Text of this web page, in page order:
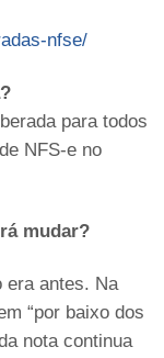
nfse/
para todos
NFS-e no
mudar?
era antes. Na
“por baixo dos
nota continua